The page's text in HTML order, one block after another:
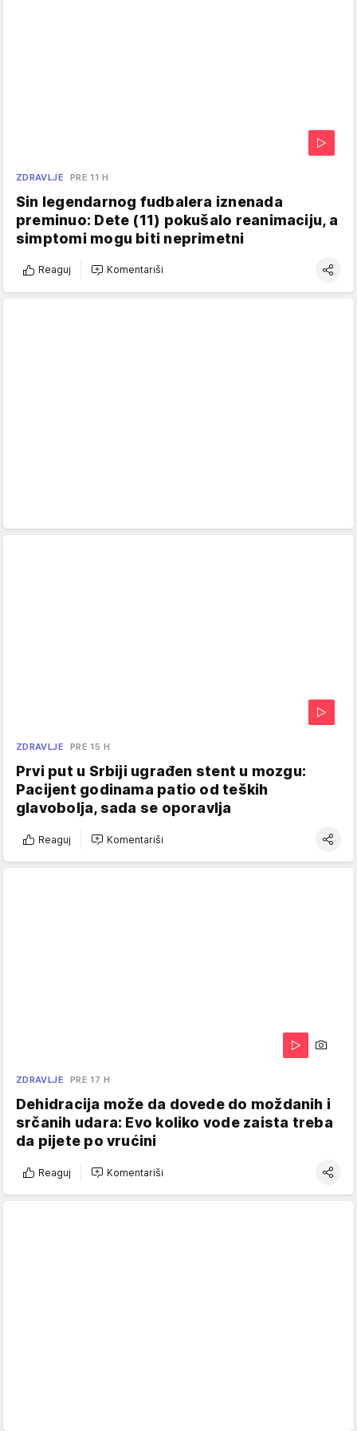
ZDRAVLJE PRE 11 H
Sin legendarnog fudbalera iznenada
preminuo: Dete (11) pokušalo reanimaciju, a
simptomi mogu biti neprimetni
Reaguj Komentariši
ZDRAVLJE PRE 15 H
Prvi put u Srbiji ugrađen stent u mozgu:
Pacijent godinama patio od teških
glavobolja, sada se oporavlja
Reaguj Komentariši
ZDRAVLJE PRE 17 H
Dehidracija može da dovede do moždanih i
srčanih udara: Evo koliko vode zaista treba
da pijete po vrućini
Reaguj Komentariši